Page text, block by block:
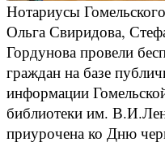
Нотариусы
Ольга Свиридова,
Гордунова провели
граждан на базе
информации
библиотеки им.
приурочена ко Дню